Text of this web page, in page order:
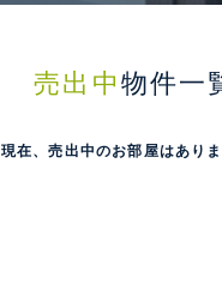
売出中 物件一
現在、売出中のお部屋はありま